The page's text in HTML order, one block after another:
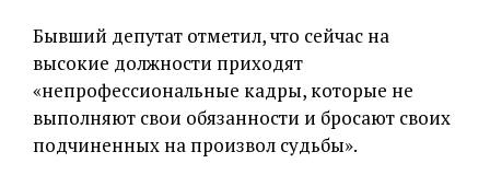
Бывший депутат отметил, что сейчас на
высокие должности приходят
«непрофессиональные кадры, которые не
выполняют свои обязанности и бросают своих
подчиненных на произвол судьбы».